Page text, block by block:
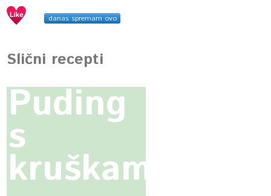
danas spremam ovo
Slični recepti
Puding
s
kruškama